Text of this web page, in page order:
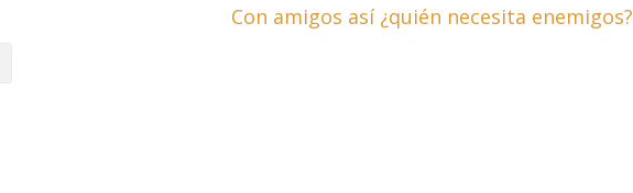
Con amigos así ¿quién necesita enemigos?